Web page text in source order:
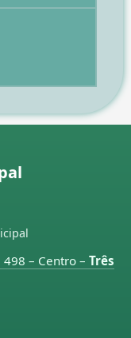
– Centro – Três